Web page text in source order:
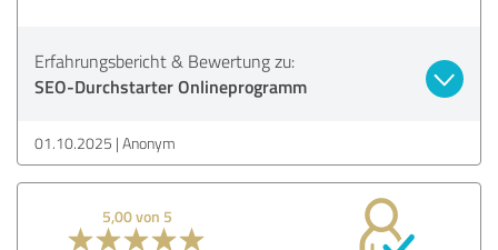
Erfahrungsbericht & Bewertung zu:
SEO-Durchstarter Onlineprogramm
01.10.2025 Anonym
5,00 von 5